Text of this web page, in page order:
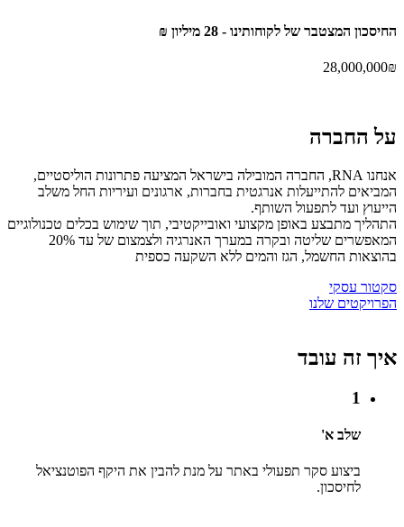
החיסכון המצטבר של לקוחותינו -
28,000,000₪
על החברה
אנחנו RNA, החברה המובילה בישראל המציעה פתרונות הוליסטיים,
המביאים להתייעלות אנרגטית בחברות, ארגונים ועיריות החל משלב
הייעוץ ועד לתפעול השותף.
התהליך מתבצע באופן מקצועי ואובייקטיבי, תוך שימוש בכלים טכנולוגיים
המאפשרים שליטה ובקרה במערך האנרגיה ולצמצום של עד 20%
בהוצאות החשמל, הגז והמים ללא השקעה כספית
סקטור עסקי
הפרויקטים שלנו
איך זה עובד
1
שלב א'
ביצוע סקר תפעולי באתר על מנת להבין את היקף הפוטנציאל
לחיסכון.